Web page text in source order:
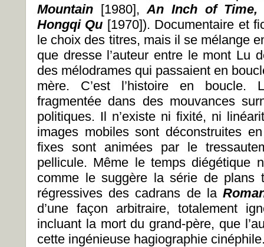
Mountain [1980],An Inch of
Hongqi Qu [1970]). Documentaire et
le choix des titres, mais il se mélange
que dresse l’auteur entre le mont Lu
des mélodrames qui passaient en
mère. C’est l’histoire en boucle.
fragmentée dans des mouvances
politiques. Il n’existe ni fixité, ni
images mobiles sont déconstruites
fixes sont animées par le
pellicule. Même le temps diégétique
comme le suggère la série de plans
régressives des cadrans de la
d’une façon arbitraire, totalement
incluant la mort du grand-père, que
cette ingénieuse hagiographie